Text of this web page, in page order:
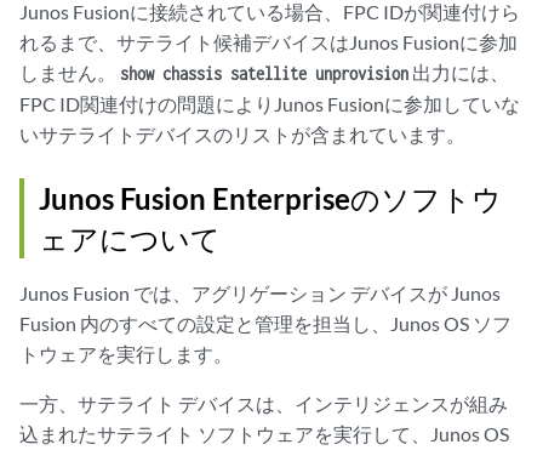
Junos Fusionに接続されている場合、FPC IDが関連付けら
れるまで、サテライト候補デバイスはJunos Fusionに参加
しません。
show chassis satellite unprovision 出力には、
FPC ID関連付けの問題によりJunos Fusionに参加していな
いサテライトデバイスのリストが含まれています。
Junos Fusion Enterpriseのソフトウ
ェアについて
Junos Fusion では、アグリゲーション デバイスが Junos
Fusion 内のすべての設定と管理を担当し、Junos OS ソフ
トウェアを実行します。
一方、サテライト デバイスは、インテリジェンスが組み
込まれたサテライト ソフトウェアを実行して、Junos OS